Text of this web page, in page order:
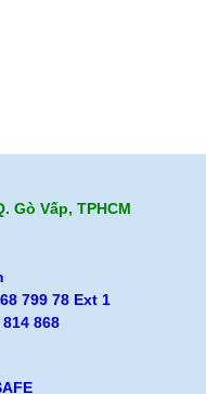
Gò Vấp, TPHCM
799 78 Ext 1
868